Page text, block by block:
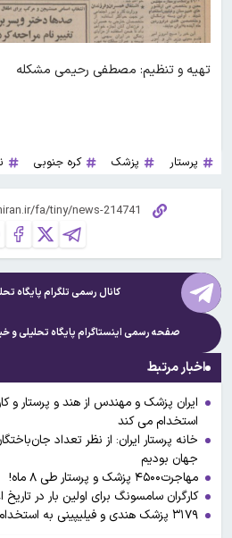
تهیه و تنظیم: مصطفی رحیمی مشکله
پرستار پزشک کره جنوبی
کانال رسمی تلگرام پایگاه
صفحه رسمی اینستاگرام پایگاه تحلیلی و
اخبار مرتبط
ایران پزشک و مهندس از هند و پرستار و
استخدام می کند
خانه پرستار ایران: از نظر تعداد
جهان بودیم
مهاجرت۴۵۰۰ پزشک و پرستار طی ۸ ماه!
کارگران سامسونگ برای اولین بار در
۳۱۷۹ پزشک هندی و فیلیپینی به استخدام دولت ایران درآمدند